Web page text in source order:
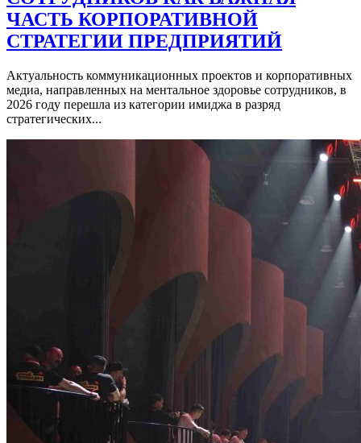
ЧАСТЬ КОРПОРАТИВНОЙ
СТРАТЕГИИ ПРЕДПРИЯТИЙ
Актуальность коммуникационных проектов и корпоративных
медиа, направленных на ментальное здоровье сотрудников, в
2026 году перешла из категории имиджа в разряд
стратегических...